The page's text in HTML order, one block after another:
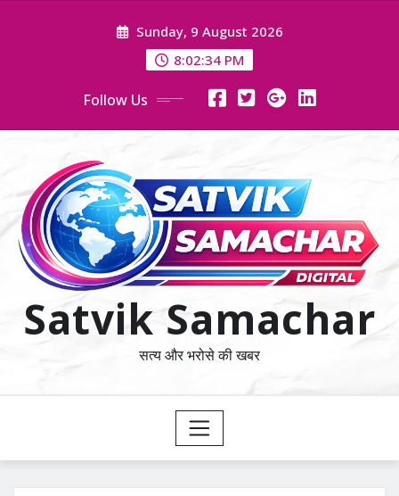
Sunday, 9 August 2026
8:02:36 PM
Follow Us
Satvik Samachar
सत्य और भरोसे की खबर